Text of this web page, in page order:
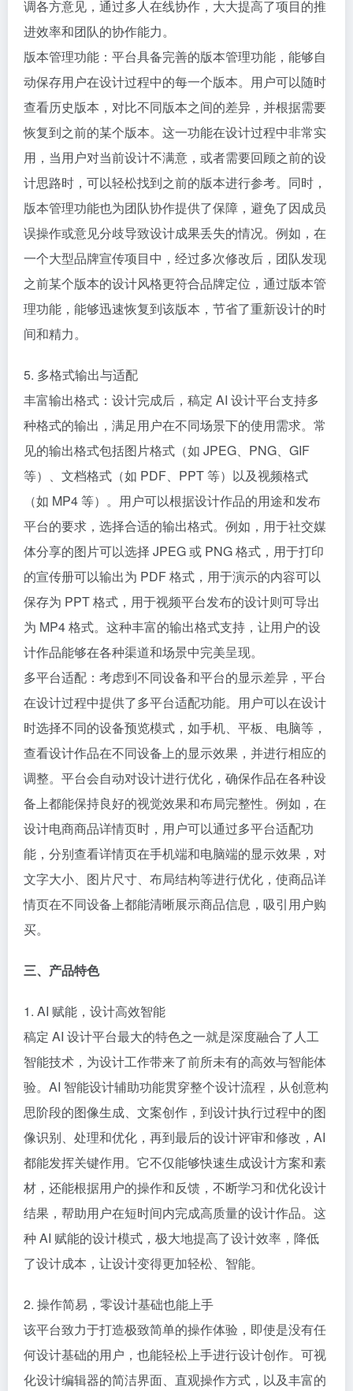
调各方意见，通过多人在线协作，大大提高了项目的推
进效率和团队的协作能力。
版本管理功能：平台具备完善的版本管理功能，能够自
动保存用户在设计过程中的每一个版本。用户可以随时
查看历史版本，对比不同版本之间的差异，并根据需要
恢复到之前的某个版本。这一功能在设计过程中非常实
用，当用户对当前设计不满意，或者需要回顾之前的设
计思路时，可以轻松找到之前的版本进行参考。同时，
版本管理功能也为团队协作提供了保障，避免了因成员
误操作或意见分歧导致设计成果丢失的情况。例如，在
一个大型品牌宣传项目中，经过多次修改后，团队发现
之前某个版本的设计风格更符合品牌定位，通过版本管
理功能，能够迅速恢复到该版本，节省了重新设计的时
间和精力。
5. 多格式输出与适配
丰富输出格式：设计完成后，稿定 AI 设计平台支持多
种格式的输出，满足用户在不同场景下的使用需求。常
见的输出格式包括图片格式（如 JPEG、PNG、GIF
等）、文档格式（如 PDF、PPT 等）以及视频格式
（如 MP4 等）。用户可以根据设计作品的用途和发布
平台的要求，选择合适的输出格式。例如，用于社交媒
体分享的图片可以选择 JPEG 或 PNG 格式，用于打印
的宣传册可以输出为 PDF 格式，用于演示的内容可以
保存为 PPT 格式，用于视频平台发布的设计则可导出
为 MP4 格式。这种丰富的输出格式支持，让用户的设
计作品能够在各种渠道和场景中完美呈现。
多平台适配：考虑到不同设备和平台的显示差异，平台
在设计过程中提供了多平台适配功能。用户可以在设计
时选择不同的设备预览模式，如手机、平板、电脑等，
查看设计作品在不同设备上的显示效果，并进行相应的
调整。平台会自动对设计进行优化，确保作品在各种设
备上都能保持良好的视觉效果和布局完整性。例如，在
设计电商商品详情页时，用户可以通过多平台适配功
能，分别查看详情页在手机端和电脑端的显示效果，对
文字大小、图片尺寸、布局结构等进行优化，使商品详
情页在不同设备上都能清晰展示商品信息，吸引用户购
买。
三、产品特色
1. AI 赋能，设计高效智能
稿定 AI 设计平台最大的特色之一就是深度融合了人工
智能技术，为设计工作带来了前所未有的高效与智能体
验。AI 智能设计辅助功能贯穿整个设计流程，从创意构
思阶段的图像生成、文案创作，到设计执行过程中的图
像识别、处理和优化，再到最后的设计评审和修改，AI
都能发挥关键作用。它不仅能够快速生成设计方案和素
材，还能根据用户的操作和反馈，不断学习和优化设计
结果，帮助用户在短时间内完成高质量的设计作品。这
种 AI 赋能的设计模式，极大地提高了设计效率，降低
了设计成本，让设计变得更加轻松、智能。
2. 操作简易，零设计基础也能上手
该平台致力于打造极致简单的操作体验，即使是没有任
何设计基础的用户，也能轻松上手进行设计创作。可视
化设计编辑器的简洁界面、直观操作方式，以及丰富的